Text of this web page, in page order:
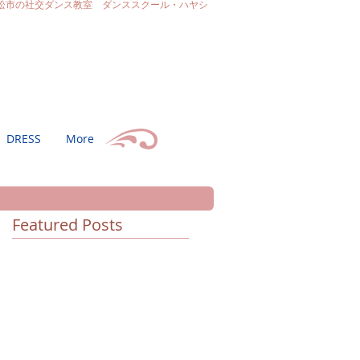
の社交ダンス教室 ダンススクール・ハヤシ
DRESS More
Featured Posts